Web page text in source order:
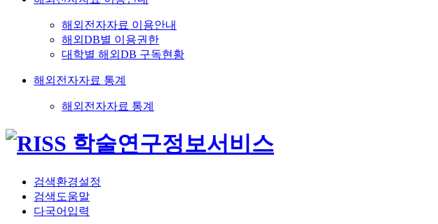
해외전자자료 이용안내
해외DB별 이용권한
대학별 해외DB 구독현황
해외전자자료 통계
해외전자자료 통계
검색환경설정
검색도움말
다국어입력